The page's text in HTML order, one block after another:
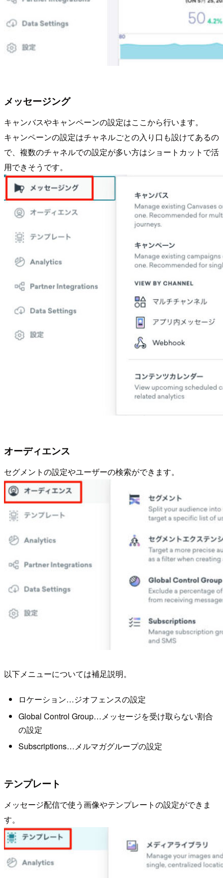
メッセージング
キャンバスやキャンペーンの設定はここから行います。
キャンペーンの設定はチャネルごとの入り口も設けてあるの
で、複数のチャネルでの設定が多い方はショートカットで活
用できそうです。
オーディエンス
セグメントの設定やユーザーの検索ができます。
以下メニューについては補足説明。
ロケーション…ジオフェンスの設定
Global Control Group…メッセージを受け取らない割合
の設定
Subscriptions…メルマガグループの設定
テンプレート
メッセージ配信で使う画像やテンプレートの設定ができま
す。